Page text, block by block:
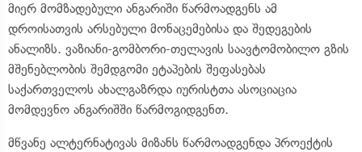
მიერ მომზადებული ანგარიში წარმოადგენს ამ
დროისათვის არსებული მონაცემებისა და შედეგების
ანალიზს. ვაზიანი-გომბორი-თელავის საავტომობილო გზის
მშენებლობის შემდგომი ეტაპების შეფასებას
საქართველოს ახალგაზრდა იურისტთა ასოციაცია
მომდევნო ანგარიშში წარმოგიდგენთ.
მწვანე ალტერნატივას მიზანს წარმოადგენდა პროექტის